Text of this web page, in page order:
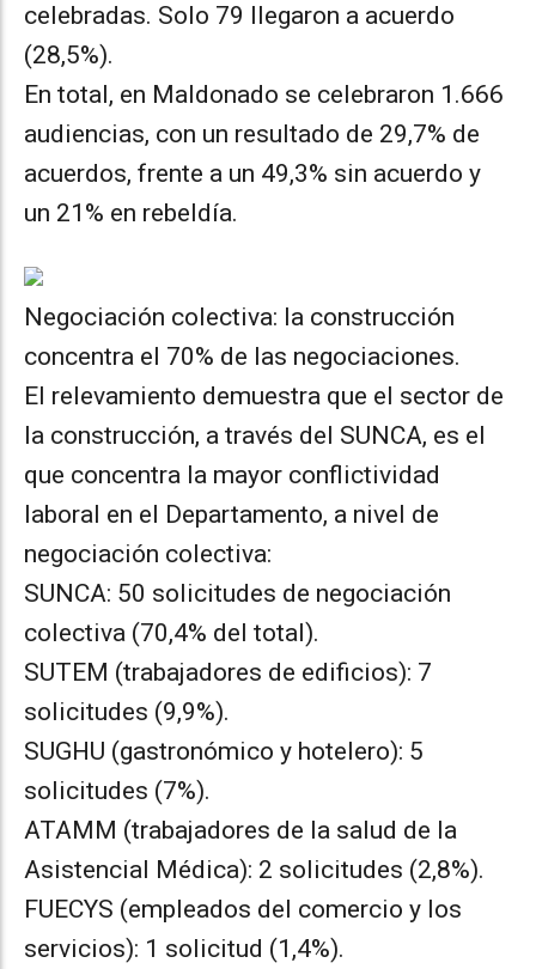
celebradas. Solo 79 llegaron a acuerdo
(28,5%).
En total, en Maldonado se celebraron 1.666
audiencias, con un resultado de 29,7% de
acuerdos, frente a un 49,3% sin acuerdo y
un 21% en rebeldía.
Negociación colectiva: la construcción
concentra el 70% de las negociaciones.
El relevamiento demuestra que el sector de
la construcción, a través del SUNCA, es el
que concentra la mayor conflictividad
laboral en el Departamento, a nivel de
negociación colectiva:
SUNCA: 50 solicitudes de negociación
colectiva (70,4% del total).
SUTEM (trabajadores de edificios): 7
solicitudes (9,9%).
SUGHU (gastronómico y hotelero): 5
solicitudes (7%).
ATAMM (trabajadores de la salud de la
Asistencial Médica): 2 solicitudes (2,8%).
FUECYS (empleados del comercio y los
servicios): 1 solicitud (1,4%).